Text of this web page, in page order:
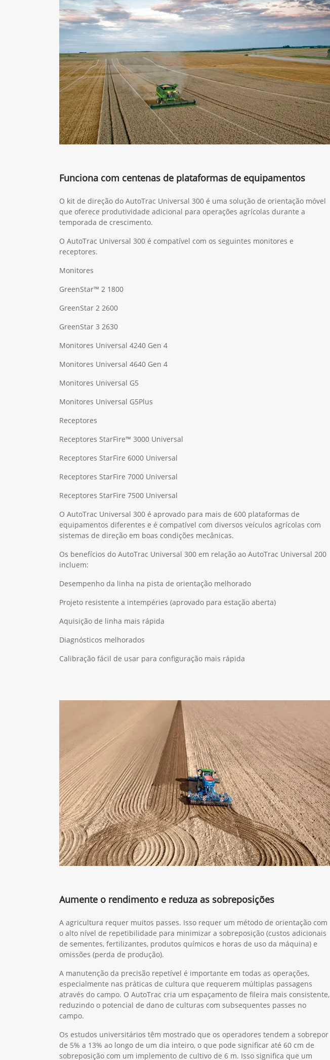
Funciona com centenas de plataformas de equipamentos
O kit de direção do AutoTrac Universal 300 é uma solução de orientação móvel
que oferece produtividade adicional para operações agrícolas durante a
temporada de crescimento.
O AutoTrac Universal 300 é compatível com os seguintes monitores e
receptores.
Monitores
GreenStar™ 2 1800
GreenStar 2 2600
GreenStar 3 2630
Monitores Universal 4240 Gen 4
Monitores Universal 4640 Gen 4
Monitores Universal G5
Monitores Universal G5Plus
Receptores
Receptores StarFire™ 3000 Universal
Receptores StarFire 6000 Universal
Receptores StarFire 7000 Universal
Receptores StarFire 7500 Universal
O AutoTrac Universal 300 é aprovado para mais de 600 plataformas de
equipamentos diferentes e é compatível com diversos veículos agrícolas com
sistemas de direção em boas condições mecânicas.
Os benefícios do AutoTrac Universal 300 em relação ao AutoTrac Universal 200
incluem:
Desempenho da linha na pista de orientação melhorado
Projeto resistente a intempéries (aprovado para estação aberta)
Aquisição de linha mais rápida
Diagnósticos melhorados
Calibração fácil de usar para configuração mais rápida
Aumente o rendimento e reduza as sobreposições
A agricultura requer muitos passes. Isso requer um método de orientação com
o alto nível de repetibilidade para minimizar a sobreposição (custos adicionais
de sementes, fertilizantes, produtos químicos e horas de uso da máquina) e
omissões (perda de produção).
A manutenção da precisão repetível é importante em todas as operações,
especialmente nas práticas de cultura que requerem múltiplas passagens
através do campo. O AutoTrac cria um espaçamento de fileira mais consistente,
reduzindo o potencial de dano de culturas com subsequentes passes no
campo.
Os estudos universitários têm mostrado que os operadores tendem a sobrepor
de 5% a 13% ao longo de um dia inteiro, o que pode significar até 60 cm de
sobreposição com um implemento de cultivo de 6 m. Isso significa que um